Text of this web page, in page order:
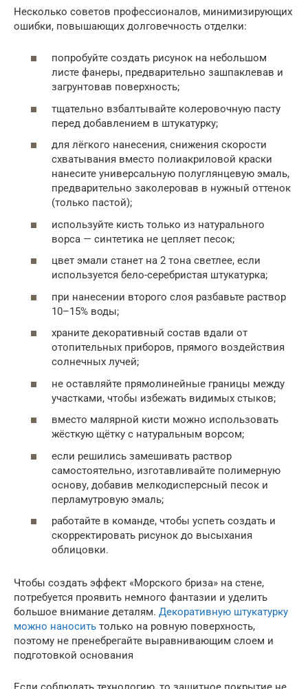
Несколько советов профессионалов, минимизирующих
ошибки, повышающих долговечность отделки:
попробуйте создать рисунок на небольшом
листе фанеры, предварительно зашпаклевав и
загрунтовав поверхность;
тщательно взбалтывайте колеровочную пасту
перед добавлением в штукатурку;
для лёгкого нанесения, снижения скорости
схватывания вместо полиакриловой краски
нанесите универсальную полуглянцевую эмаль,
предварительно заколеровав в нужный оттенок
(только пастой);
используйте кисть только из натурального
ворса — синтетика не цепляет песок;
цвет эмали станет на 2 тона светлее, если
используется бело-серебристая штукатурка;
при нанесении второго слоя разбавьте раствор
10–15% воды;
храните декоративный состав вдали от
отопительных приборов, прямого воздействия
солнечных лучей;
не оставляйте прямолинейные границы между
участками, чтобы избежать видимых стыков;
вместо малярной кисти можно использовать
жёсткую щётку с натуральным ворсом;
если решились замешивать раствор
самостоятельно, изготавливайте полимерную
основу, добавив мелкодисперсный песок и
перламутровую эмаль;
работайте в команде, чтобы успеть создать и
скорректировать рисунок до высыхания
облицовки.
Чтобы создать эффект «Морского бриза» на стене,
потребуется проявить немного фантазии и уделить
большое внимание деталям. Декоративную штукатурку
можно наносить только на ровную поверхность,
поэтому не пренебрегайте выравнивающим слоем и
подготовкой основания